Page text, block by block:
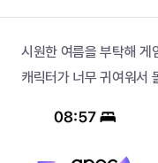
시원한 여름을 부탁해 게
캐릭터가 너무 귀여워서